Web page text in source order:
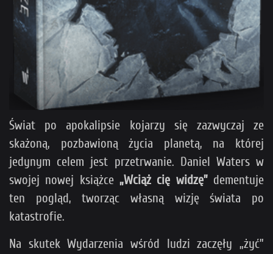
Świat po apokalipsie kojarzy się zazwyczaj ze
skażoną, pozbawioną życia planetą, na której
jedynym celem jest przetrwanie. Daniel Waters w
swojej nowej książce „Wciąż cię widzę”dementuje
ten pogląd, tworząc własną wizję świata po
katastrofie.
Na skutek Wydarzenia wśród ludzi zaczęły „żyć”